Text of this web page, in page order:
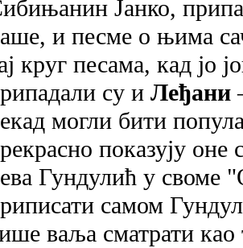
Јанко,
и песме о њима
круг песама, кад јо
су и Леђани
могли бити
показују
Гундулић у своме
самом
ваља сматрати